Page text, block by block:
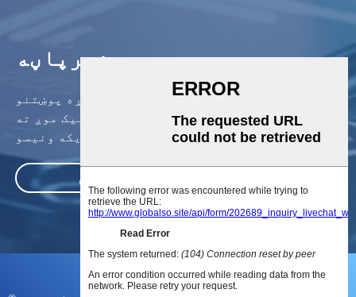
خبرپاڼه
زموږ د محصولاتو یا قیمت لیست په اړه پوښتنو
لپاره ، مهرباني وکړئ خپل بریښنالیک موږ ته
وسپارئ